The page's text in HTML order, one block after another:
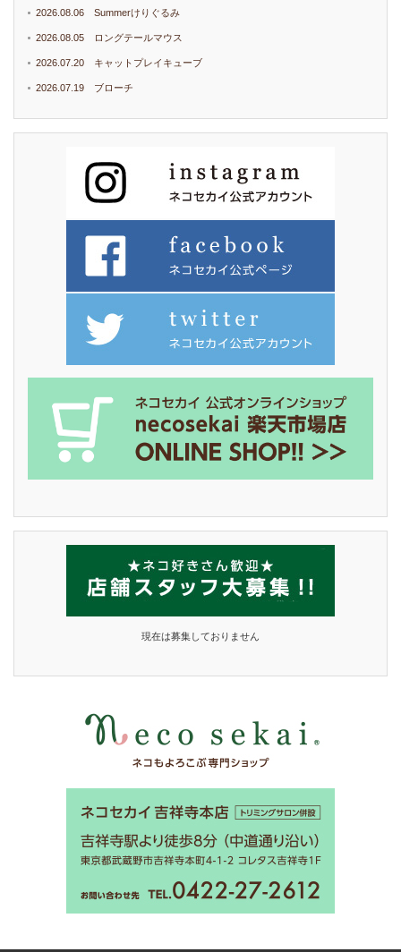
2026.08.06 Summerけりぐるみ
2026.08.05 ロングテールマウス
2026.07.20 キャットプレイキューブ
2026.07.19 ブローチ
現在は募集しておりません